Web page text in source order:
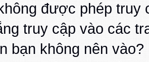
được phép truy
truy cập vào các
bạn không nên